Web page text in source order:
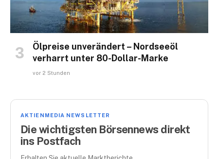
Ölpreise unverändert – Nordseeöl
verharrt unter 80-Dollar-Marke
vor 2 Stunden
AKTIENMEDIA NEWSLETTER
Die wichtigsten Börsennews direkt
ins Postfach